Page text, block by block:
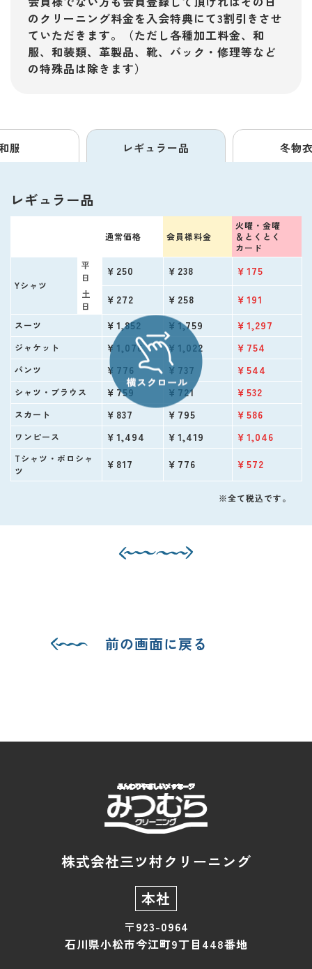
のクリーニング料金を入会特典にて3割引きさせ
ていただきます。（ただし各種加工料金、和
服、和装類、革製品、靴、バック・修理等など
の特殊品は除きます）
服 レギュラー品 冬物
レギュラー品
通常価格 会員様料金
火曜・金曜
＆ とくとく
カード
Yシャツ
平
日
￥250 ￥238 ￥175
土
日
￥272 ￥258 ￥191
スーツ ￥1,852 ￥1,759 ￥1,297
ジャケット ￥1,076 ￥1,022 ￥754
パンツ ￥776 ￥737 ￥544
シャツ・ブラウス ￥759 ￥721 ￥532
スカート ￥837 ￥795 ￥586
ワンピース ￥1,494 ￥1,419 ￥1,046
Tシャツ・ポロシャ
ツ
￥817 ￥776 ￥572
※全て税込です。
前の画面に戻る
株式会社三ツ村クリーニング
本社
〒923-0964
石川県小松市今江町9丁目448番地